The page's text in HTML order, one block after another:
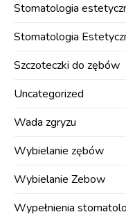
Stomatologia
Stomatologia
Szczoteczki do zębów
Uncategorized
Wada zgryzu
Wybielanie zębów
Wybielanie Zebow
Wypełnienia